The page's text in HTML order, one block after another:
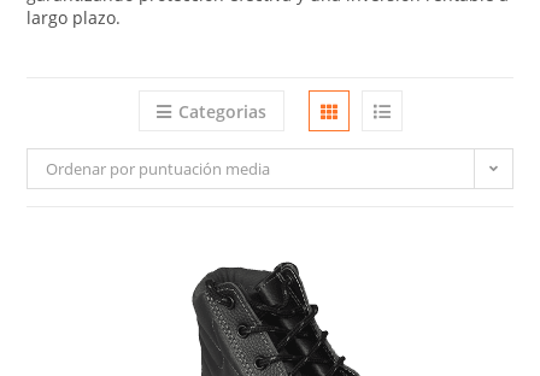
largo plazo.
Categorias
Ordenar por puntuación media